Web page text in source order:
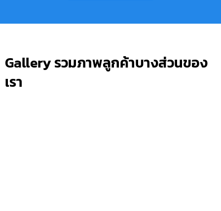
Gallery รวมภาพลูกค้าบางส่วนของ
เรา